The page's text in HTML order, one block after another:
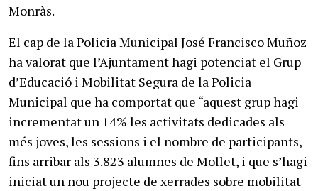
Monràs.
El cap de la Policia Municipal José Francisco Muñoz
ha valorat que l’Ajuntament hagi potenciat el Grup
d’Educació i Mobilitat Segura de la Policia
Municipal que ha comportat que “aquest grup hagi
incrementat un 14% les activitats dedicades als
més joves, les sessions i el nombre de participants,
fins arribar als 3.823 alumnes de Mollet, i que s’hagi
iniciat un nou projecte de xerrades sobre mobilitat